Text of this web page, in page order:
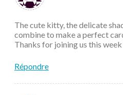
The cute kitty, the delicate
combine to make a perfect
Thanks for joining us this
Répondre